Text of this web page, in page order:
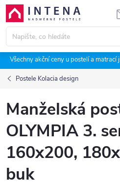
Přejít
obsah
Všechny akční ceny u postelí a
Postele Kolacia design
Manželská
OLYMPIA 3.
160x200,
buk